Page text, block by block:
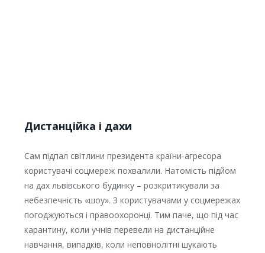
Дистанційка і дахи
Сам підпал світлини президента країни-агресора
користувачі соцмереж похвалили. Натомість підйом
на дах львівського будинку – розкритикували за
небезпечність «шоу». З користувачами у соцмережах
погоджуються і правоохоронці. Тим паче, що під час
карантину, коли учнів перевели на дистанційне
навчання, випадків, коли неповнолітні шукають